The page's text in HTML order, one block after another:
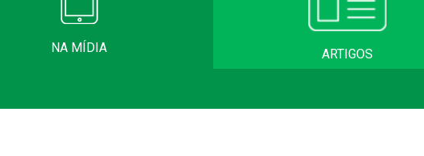
NA MÍDIA ARTIGOS